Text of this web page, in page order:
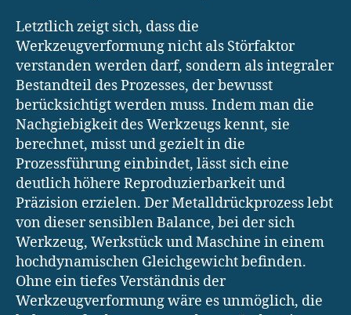
Letztlich zeigt sich, dass die
Werkzeugverformung nicht als Störfaktor
verstanden werden darf, sondern als integraler
Bestandteil des Prozesses, der bewusst
berücksichtigt werden muss. Indem man die
Nachgiebigkeit des Werkzeugs kennt, sie
berechnet, misst und gezielt in die
Prozessführung einbindet, lässt sich eine
deutlich höhere Reproduzierbarkeit und
Präzision erzielen. Der Metalldrückprozess lebt
von dieser sensiblen Balance, bei der sich
Werkzeug, Werkstück und Maschine in einem
hochdynamischen Gleichgewicht befinden.
Ohne ein tiefes Verständnis der
Werkzeugverformung wäre es unmöglich, die